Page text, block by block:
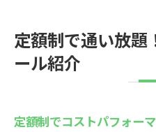
定額制で通い放題
ール紹介
定額制でコストパフォー